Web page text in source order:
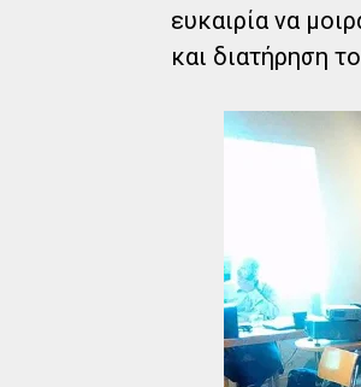
ευκαιρία να
και διατήρηση